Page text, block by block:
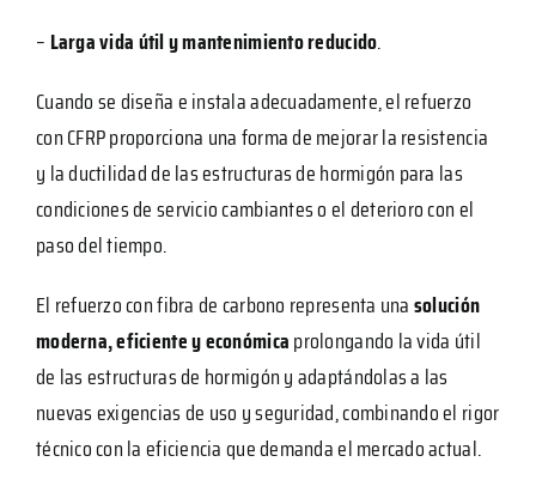
– Larga vida útil y mantenimiento reducido.
Cuando se diseña e instala adecuadamente, el refuerzo
con CFRP proporciona una forma de mejorar la resistencia
y la ductilidad de las estructuras de hormigón para las
condiciones de servicio cambiantes o el deterioro con el
paso del tiempo.
El refuerzo con fibra de carbono representa unasolución
moderna, eficiente y económicaprolongando la vida útil
de las estructuras de hormigón y adaptándolas a las
nuevas exigencias de uso y seguridad, combinando el rigor
técnico con la eficiencia que demanda el mercado actual.